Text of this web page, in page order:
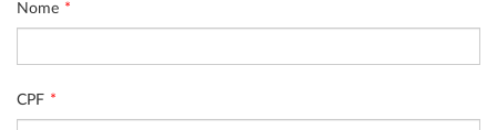
Nome
CPF